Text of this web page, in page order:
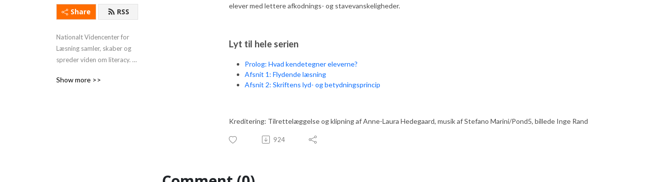
Share RSS
Nationalt Videncenter for
Læsning samler, skaber og
spreder viden om literacy.
kompetence til at afkode,
Show more >>
elever med lettere afkodnings- og stavevanskeligheder.
Lyt til hele serien
Prolog: Hvad kendetegner eleverne?
Afsnit 1: Flydende læsning
Afsnit 2: Skriftens lyd- og betydningsprincip
Kreditering: Tilrettelæggelse og klipning af Anne-Laura Hedegaard, musik af Stefano Marini/Pond5, billede Inge Rand
924